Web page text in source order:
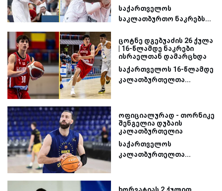
საქართველოს
საკლათბურთო ნაკრებს...
ცოტნე დგებუაძის 26 ქულა
| 16-წლამდე ნაკრები
ისრაელთან დამარცხდა
საქართველოს 16-წლამდე
კალათბურთელთა...
ოფიციალურად - თორნიკე
შენგელია დუბაის
კალათბურთელია
საქართველოს
კალათბურთელთა...